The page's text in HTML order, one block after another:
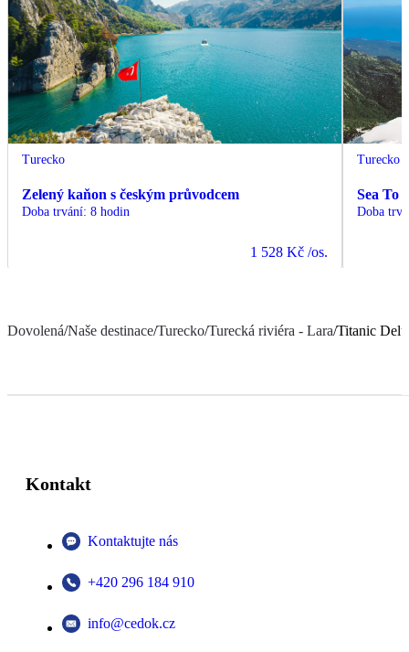
Turecko
Zelený kaňon s českým průvodcem
Doba trvání: 8 hodin
1 528 Kč /os.
Turecko
Sea To
Doba
Dovolená/Naše destinace/Turecko/Turecká riviéra - Lara/Titanic
Kontakt
Kontaktujte nás
+420 296 184 910
info@cedok.cz